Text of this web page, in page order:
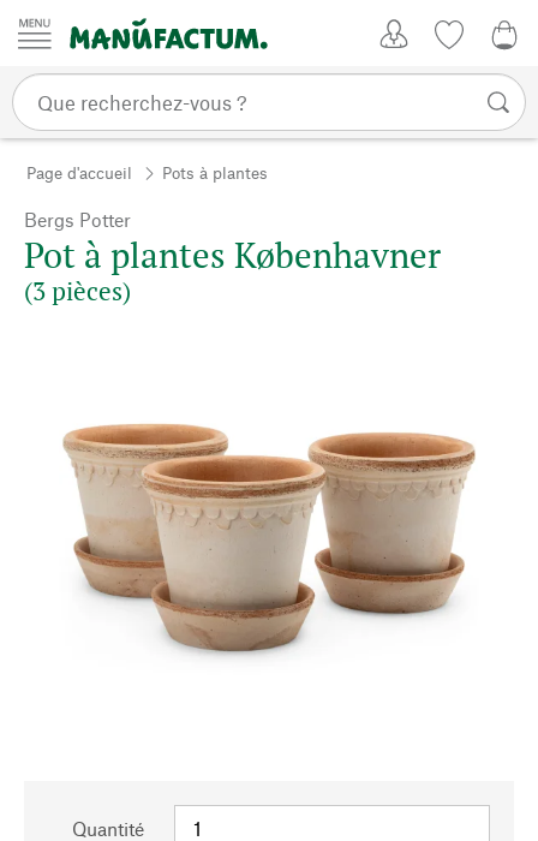
Passer au contenu
Page d'accueil Pots à plantes
Bergs Potter
Pot à plantes Københavner
(3 pièces)
Quantité